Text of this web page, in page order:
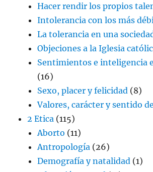
Hacer rendir los propios
Intolerancia con los más
La tolerancia en una
Objeciones a la Iglesia
Sentimientos e inteligencia
(16)
Sexo, placer y felicidad (8)
Valores, carácter y sentido
2 Etica (115)
Aborto (11)
Antropología (26)
Demografía y natalidad (1)